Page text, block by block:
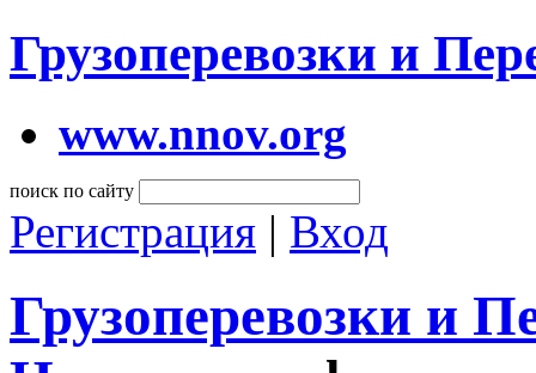
Грузоперевозки и
www.nnov.org
поиск по сайту
Регистрация | Вход
Грузоперевозки и